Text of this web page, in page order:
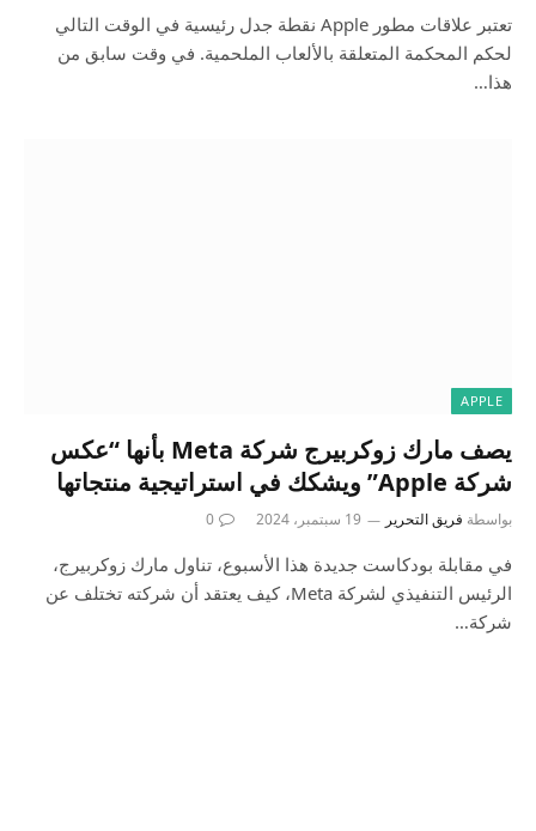
تعتبر علاقات مطور Apple نقطة جدل رئيسية في الوقت التالي
لحكم المحكمة المتعلقة بالألعاب الملحمية. في وقت سابق من
هذا…
APPLE
يصف مارك زوكربيرج شركة Meta بأنها “عكس
شركة Apple” ويشكك في استراتيجية منتجاتها
بواسطة فريق التحرير 19 سبتمبر، 2024 0
في مقابلة بودكاست جديدة هذا الأسبوع، تناول مارك زوكربيرج،
الرئيس التنفيذي لشركة Meta، كيف يعتقد أن شركته تختلف عن
شركة…